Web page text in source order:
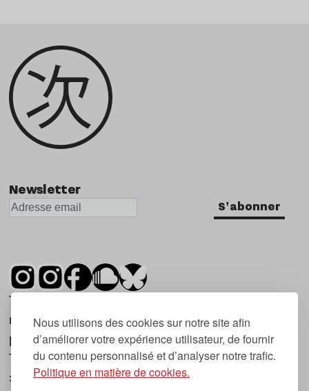
Nous utilisons des cookies sur notre site afin
d’améliorer votre expérience utilisateur, de fournir
du contenu personnalisé et d’analyser notre trafic.
Politique en matière de cookies.
Newsletter
S'abonner
Tsugi est un mensuel indépendant sur la
musique et les nouvelles tendances, dont la
première parution date de 2007.
Tsugi en japonais signifie « prochain », « suivant
», ce qui correspond à la thématique du